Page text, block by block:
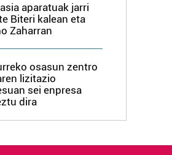
asmoz, cookie teknologiaz
onartuz gero, teknologia hori
ematen diguzu.
aparatuak jarri
Biteri kalean eta
Zaharran
osasun zentro
lizitazio
sei enpresa
dira